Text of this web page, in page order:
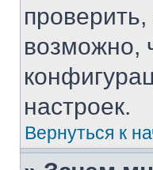
возможно,
настроек.
Вернуться к